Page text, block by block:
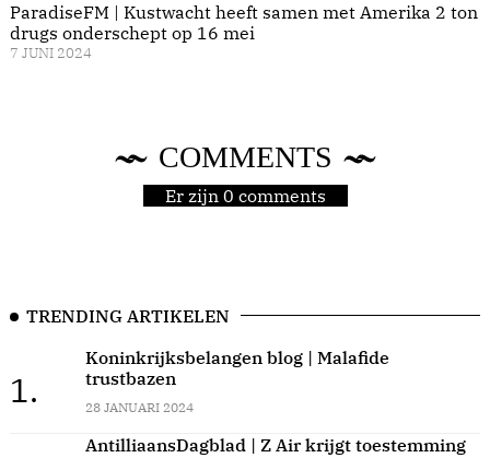
ParadiseFM | Kustwacht heeft samen met Amerika 2 ton
drugs onderschept op 16 mei
7 JUNI 2024
COMMENTS
Er zijn 0 comments
TRENDING ARTIKELEN
1.
Koninkrijksbelangen blog | Malafide
trustbazen
28 JANUARI 2024
AntilliaansDagblad | Z Air krijgt toestemming